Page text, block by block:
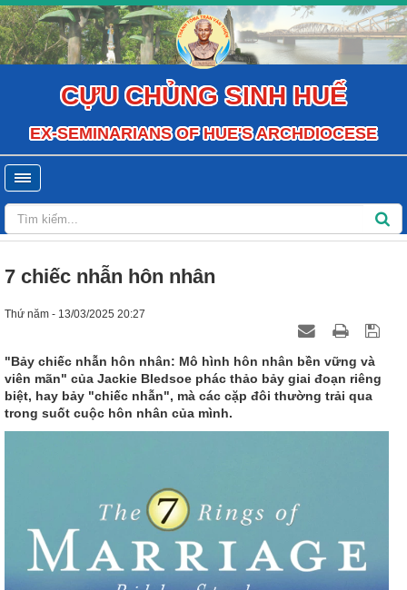
CỰU CHỦNG SINH HUẾ
EX-SEMINARIANS OF HUE'S ARCHDIOCESE
7 chiếc nhẫn hôn nhân
Thứ năm - 13/03/2025 20:27
"Bảy chiếc nhẫn hôn nhân: Mô hình hôn nhân bền vững và
viên mãn" của Jackie Bledsoe phác thảo bảy giai đoạn riêng
biệt, hay bảy "chiếc nhẫn", mà các cặp đôi thường trải qua
trong suốt cuộc hôn nhân của mình.